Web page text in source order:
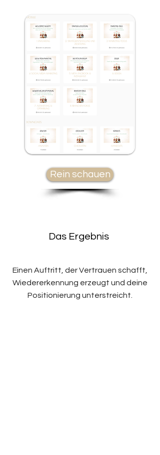
Rein schauen
Das Ergebnis
Einen Auftritt, der Vertrauen schafft,
Wiedererkennung erzeugt und deine
Positionierung unterstreicht.